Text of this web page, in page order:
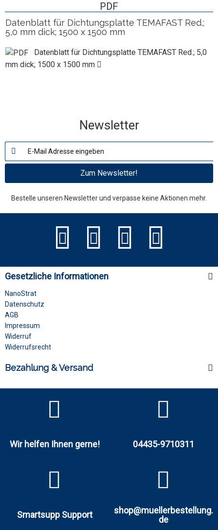
PDF
Datenblatt für Dichtungsplatte TEMAFAST Red.;
5,0 mm dick; 1500 x 1500 mm
Datenblatt für Dichtungsplatte TEMAFAST Red.; 5,0
mm dick; 1500 x 1500 mm
Newsletter
Zum Newsletter!
Bestelle unseren Newsletter und verpasse keine Aktionen mehr.
Gesetzliche Informationen
NanoStrat
Datenschutz
AGB
Impressum
Widerruf
Widerrufsrecht
Bezahlung & Versand
Wir helfen Ihnen gerne! 04435-9710311
Smartsupp Support
shop@muellerbestellung.
de